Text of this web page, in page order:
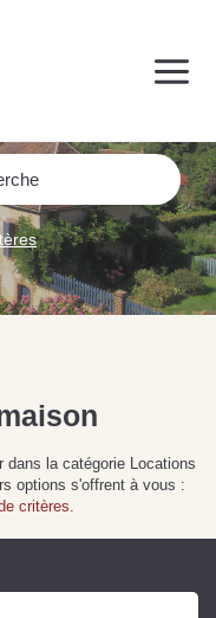
vos projets
d’une
immobilière à
sont les
dans la catégorie Locations
options s'offrent à vous :
critères.